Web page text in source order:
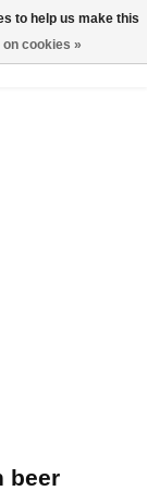
beer
to help us make this
on cookies »